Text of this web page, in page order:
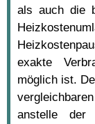
als auch die
exakte
möglich ist.
anstelle der